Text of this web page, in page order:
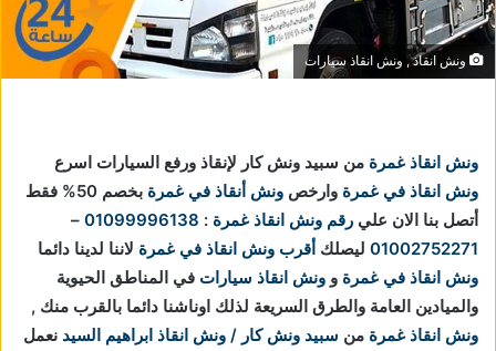
ونش انقاذ , ونش انقاذ سيارات
ونش انقاذ غمرة من سبيد ونش كار لإنقاذ ورفع السيارات اسرع
ونش انقاذ في غمرة وارخص ونش أنقاذ في غمرة
بخصم 50% فقط
أتصل بنا الان علي رقم ونش انقاذ غمرة :
01099996138
–
01002752271 ليصلك أقرب ونش انقاذ في غمرة لاننا لدينا دائما
ونش انقاذ في غمرة و ونش انقاذ سيارات في المناطق الحيوية
والميادين العامة والطرق السريعة لذلك اوناشنا دائما بالقرب منك ,
ونش انقاذ غمرة من سبيد ونش كار / ونش انقاذ ابراهيم السيد نعمل